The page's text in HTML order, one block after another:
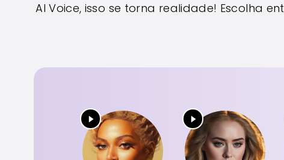
AI Voice, isso se torna realidade! Escolha